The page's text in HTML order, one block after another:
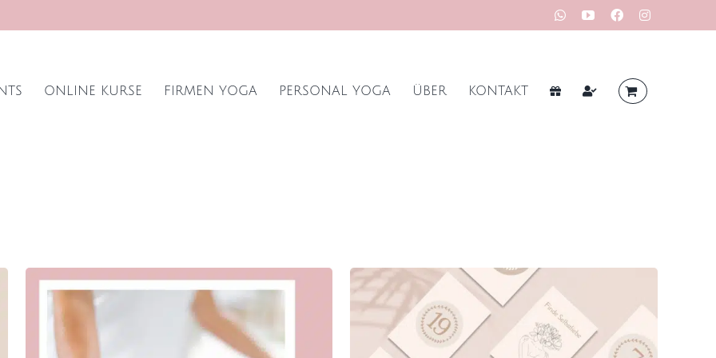
WhatsApp
YouTubeFacebookInstagram
ONLINE KURSE FIRMEN YOGA PERSONAL YOGA ÜBER KONTAKT